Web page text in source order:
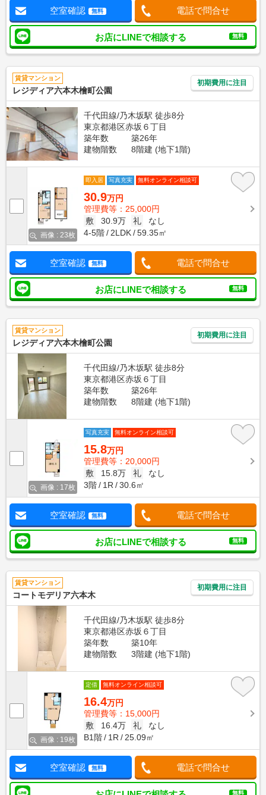
空室確認 無料 電話で問合せ
お店にLINEで相談する 無料
賃貸マンション
レジディア六本木檜町公園
初期費用に注目
千代田線/乃木坂駅 徒歩8分
東京都港区赤坂６丁目
築年数
築26年
建物階数
8階建 (地下1階)
画像 : 23枚
即入居 写真充実 無料オンライン相談可
30.9万円
管理費等：25,000円
敷
30.9万 礼
なし
4-5階
2LDK 59.35㎡
空室確認 無料 電話で問合せ
お店にLINEで相談する 無料
賃貸マンション
レジディア六本木檜町公園
初期費用に注目
千代田線/乃木坂駅 徒歩8分
東京都港区赤坂６丁目
築年数
築26年
建物階数
8階建 (地下1階)
画像 : 17枚
写真充実 無料オンライン相談可
15.8万円
管理費等：20,000円
敷
15.8万 礼
なし
3階
1R 30.6㎡
空室確認 無料 電話で問合せ
お店にLINEで相談する 無料
賃貸マンション
コートモデリア六本木
初期費用に注目
千代田線/乃木坂駅 徒歩8分
東京都港区赤坂６丁目
築年数
築10年
建物階数
3階建 (地下1階)
画像 : 19枚
定借 無料オンライン相談可
16.4万円
管理費等：15,000円
敷
16.4万 礼
なし
B1階
1R 25.09㎡
空室確認 無料 電話で問合せ
無料